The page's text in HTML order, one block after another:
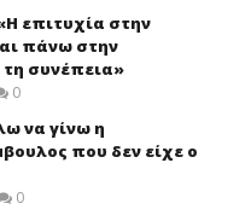
επιτυχία στην
πάνω στην
συνέπεια»
0
να γίνω η
που δεν είχε ο
0